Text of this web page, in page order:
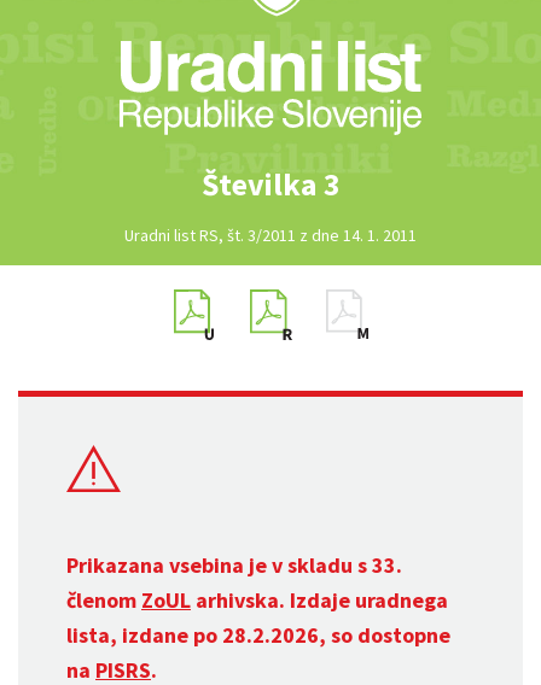
Številka 3
Uradni list RS, št. 3/2011 z dne 14. 1. 2011
Prikazana vsebina je v skladu s 33.
členom ZoUL arhivska. Izdaje uradnega
lista, izdane po 28.2.2026, so dostopne
na PISRS.